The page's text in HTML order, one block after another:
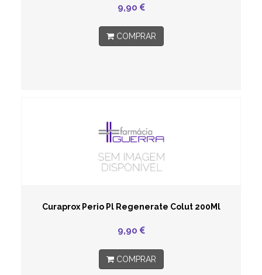
9,90
COMPRAR
Curaprox Perio Pl Regenerate Colut 200Ml
9,90
COMPRAR